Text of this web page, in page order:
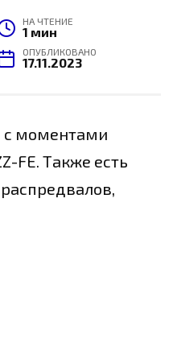
НА ЧТЕНИЕ
1 мин
ОПУБЛИКОВАНО
17.11.2023
с моментами
FE. Также есть